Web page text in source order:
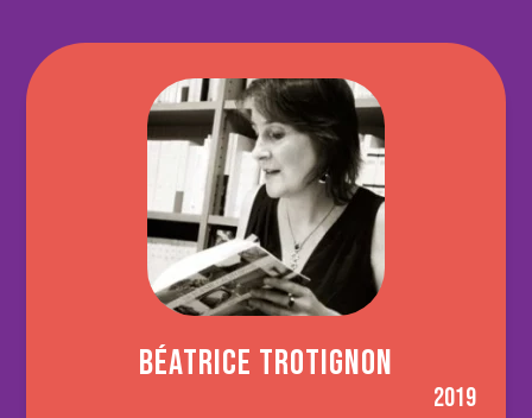
BÉATRICE TROTIGNON
2019